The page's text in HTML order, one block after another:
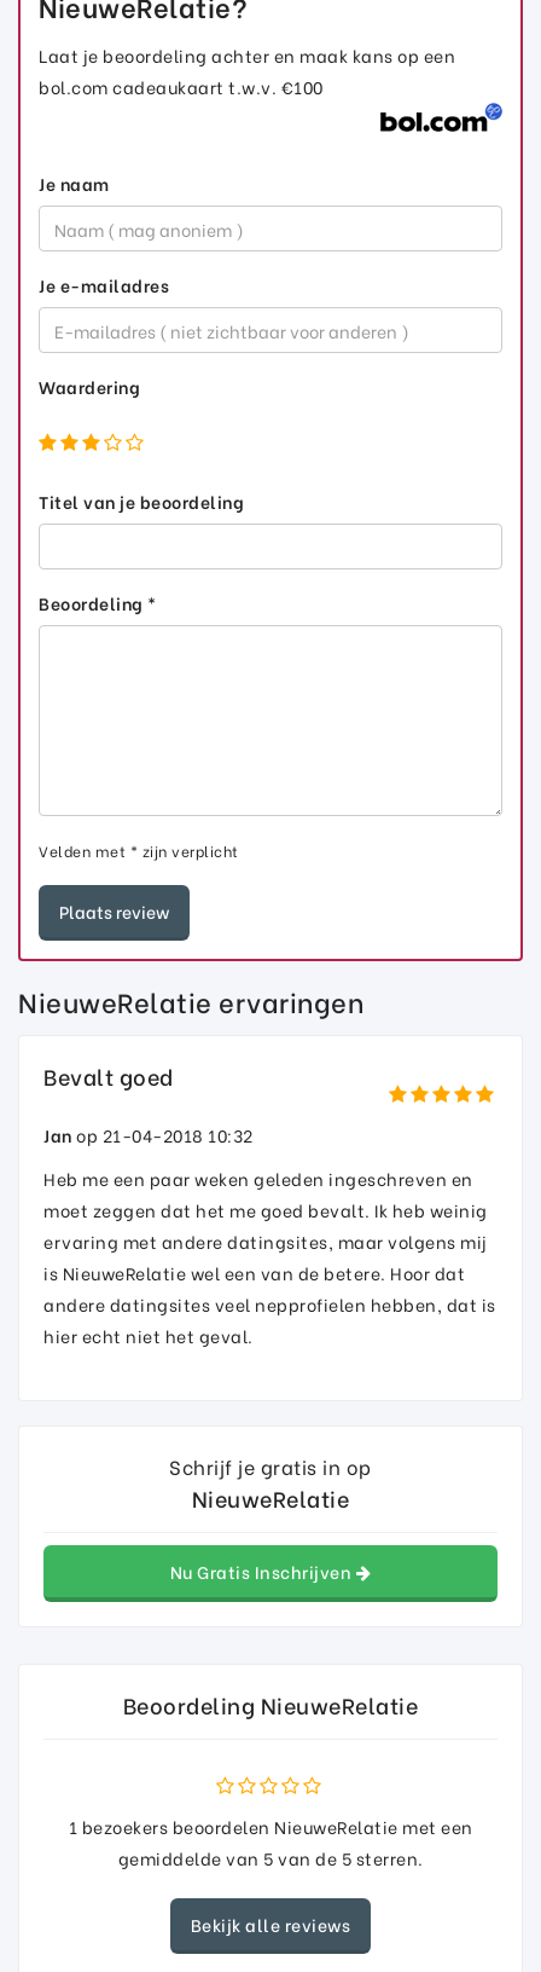
Laat je beoordeling achter en maak kans op een
bol.com cadeaukaart t.w.v. €100
Je naam
Je e-mailadres
Waardering
Titel van je beoordeling
Beoordeling *
Velden met * zijn verplicht
NieuweRelatie ervaringen
Bevalt goed
Janop 21-04-2018 10:32
Heb me een paar weken geleden ingeschreven en
moet zeggen dat het me goed bevalt. Ik heb weinig
ervaring met andere datingsites, maar volgens mij
is NieuweRelatie wel een van de betere. Hoor dat
andere datingsites veel nepprofielen hebben, dat is
hier echt niet het geval.
Schrijf je gratis in op
NieuweRelatie
Nu Gratis Inschrijven
Beoordeling NieuweRelatie
1 bezoekers beoordelen NieuweRelatie met een
gemiddelde van 5van de 5sterren.
Bekijk alle reviews